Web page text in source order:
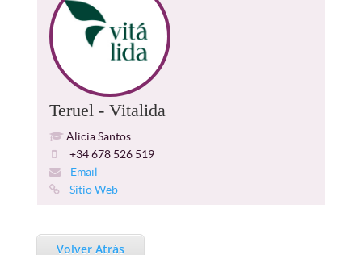
Teruel - Vitalida
Alicia Santos
+34 678 526 519
Email
Sitio Web
Volver Atrás